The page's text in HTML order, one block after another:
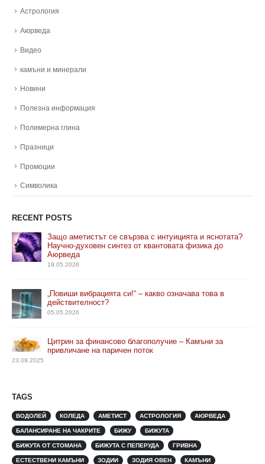
Астрология
Аюрведа
Видео
камъни и минерали
Новини
Полезна информация
Полимерна глина
Празници
Промоции
Символика
RECENT POSTS
Защо аметистът се свързва с интуицията и яснотата?
Научно-духовен синтез от квантовата физика до
Аюрведа
19.05.2026
„Повиши вибрацията си!“ – какво означава това в
действителност?
05.05.2026
Цитрин за финансово благополучие – Камъни за
привличане на паричен поток
23.09.2025
TAGS
ВОДОЛЕЙ КОЛЕДА АМЕТИСТ АСТРОЛОГИЯ АЮРВЕДА
БАЛАНСИРАНЕ НА ЧАКРИТЕ БИЖУ БИЖУТА
БИЖУТА ОТ СТОМАНА БИЖУТА С ПЕПЕРУДА ГРИВНА
ЕСТЕСТВЕНИ КАМЪНИ ЗОДИИ ЗОДИЯ ОВЕН КАМЪНИ